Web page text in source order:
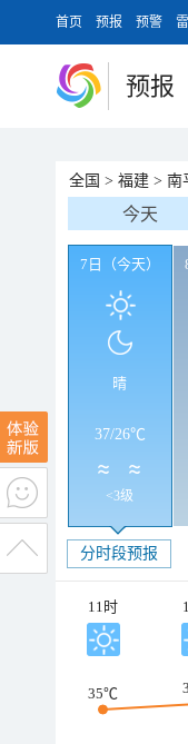
首页 预报 预警
预报
全国 > 福建 > 南
今天
7日（今天）
晴
37/26℃
<3级
分时段预报
11时
35℃